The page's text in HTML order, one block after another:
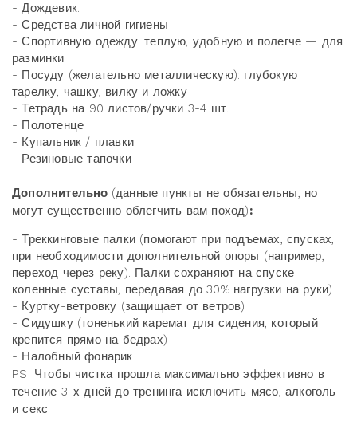
- Дождевик.
- Средства личной гигиены
- Спортивную одежду: теплую, удобную и полегче — для
разминки
- Посуду (желательно металлическую): глубокую
тарелку, чашку, вилку и ложку
- Тетрадь на 90 листов/ручки 3-4 шт.
- Полотенце
- Купальник / плавки
- Резиновые тапочки
Дополнительно (данные пункты не обязательны, но
могут существенно облегчить вам поход):
- Треккинговые палки (помогают при подъемах, спусках,
при необходимости дополнительной опоры (например,
переход через реку). Палки сохраняют на спуске
коленные суставы, передавая до 30% нагрузки на руки)
- Куртку-ветровку (защищает от ветров)
- Сидушку (тоненький каремат для сидения, который
крепится прямо на бедрах)
- Налобный фонарик
P.S. Чтобы чистка прошла максимально эффективно в
течение 3-х дней до тренинга исключить мясо, алкоголь
и секс.